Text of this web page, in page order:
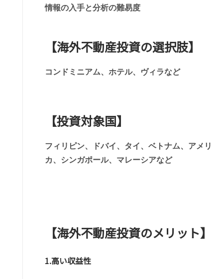
情報の入手と分析の難易度
【海外不動産投資の選択肢】
コンドミニアム、ホテル、ヴィラなど
【投資対象国】
フィリピン、ドバイ、タイ、ベトナム、アメリ
カ、シンガポール、マレーシアなど
【海外不動産投資のメリット】
1.高い収益性